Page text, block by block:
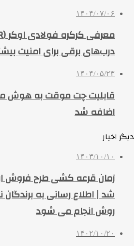
۱۴۰۴/۰۷/۰۶
درب‌های برقی برای امنیت
۱۴۰۴/۰۵/۲۳
قابلیت چت موقت به هوش
اضافه شد
دیگر اخبار
۱۴۰۳/۱۰/۱۰
زمان قرعه کشی طرح فروش
شد | اطلاع رسانی به برندگان
روش انجام می شود
۱۴۰۲/۱۰/۲۰